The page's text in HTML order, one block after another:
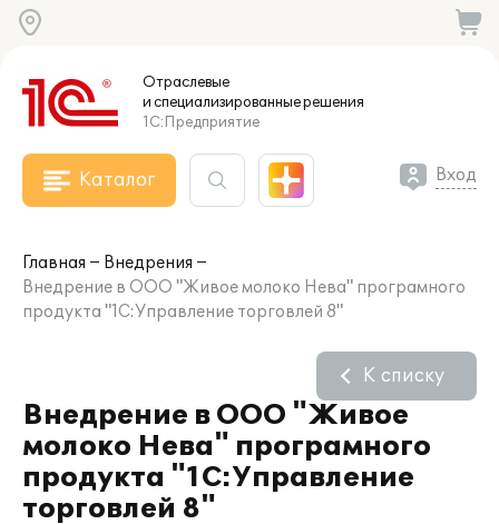
Отраслевые
и специализированныерешения
1С:Предприятие
Каталог Вход
Главная
Внедрения
Внедрение в ООО "Живое молоко Нева" програмного
продукта "1С:Управление торговлей 8"
Внедрение в ООО "Живое
молоко Нева" програмного
продукта "1С:Управление
торговлей 8"
К списку